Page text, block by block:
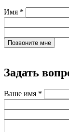
Имя *
Позвоните мне
Задать
Ваше имя *